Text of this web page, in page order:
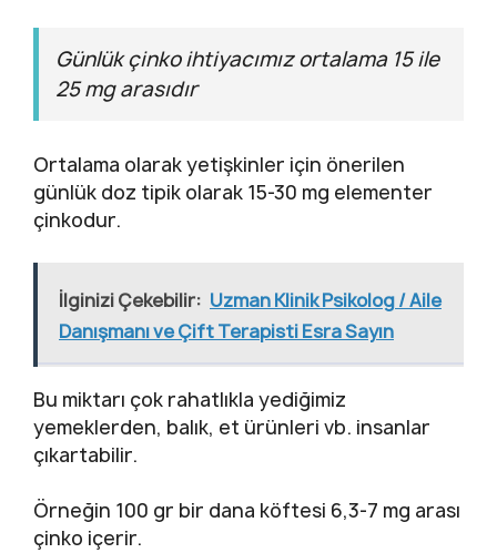
Günlük çinko ihtiyacımız ortalama 15 ile
25 mg arasıdır
Ortalama olarak yetişkinler için önerilen
günlük doz tipik olarak 15-30 mg elementer
çinkodur.
İlginizi Çekebilir: Uzman Klinik Psikolog / Aile
Danışmanı ve Çift Terapisti Esra Sayın
Bu miktarı çok rahatlıkla yediğimiz
yemeklerden, balık, et ürünleri vb. insanlar
çıkartabilir.
Örneğin 100 gr bir dana köftesi 6,3-7 mg arası
çinko içerir.